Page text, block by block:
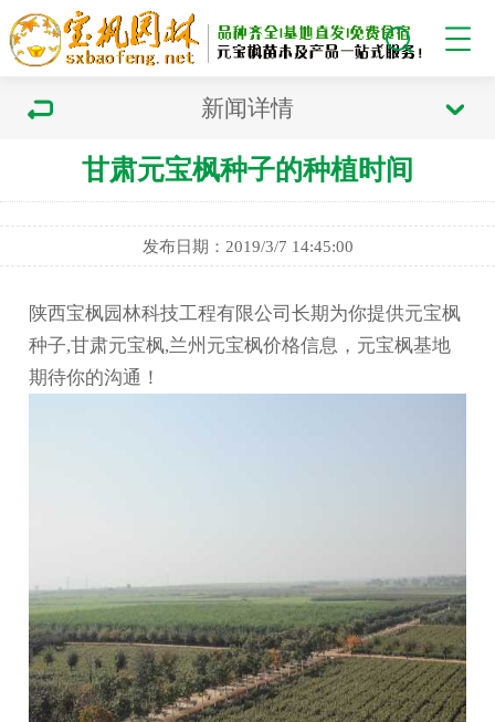
新闻详情
甘肃元宝枫种子的种植时间
发布日期：2019/3/7 14:45:00
陕西宝枫园林科技工程有限公司长期为你提供元宝枫
种子,甘肃元宝枫,兰州元宝枫价格信息，元宝枫基地
期待你的沟通！